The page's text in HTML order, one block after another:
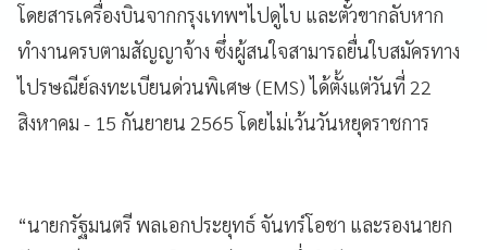
โดยสารเครื่องบินจากกรุงเทพฯไปดูไบ และตั๋วขากลับหาก
ทำงานครบตามสัญญาจ้าง ซึ่งผู้สนใจสามารถยื่นใบสมัครทาง
ไปรษณีย์ลงทะเบียนด่วนพิเศษ (EMS) ได้ตั้งแต่วันที่ 22
สิงหาคม - 15 กันยายน 2565 โดยไม่เว้นวันหยุดราชการ
“นายกรัฐมนตรี พลเอกประยุทธ์ จันทร์โอชา และรองนายก